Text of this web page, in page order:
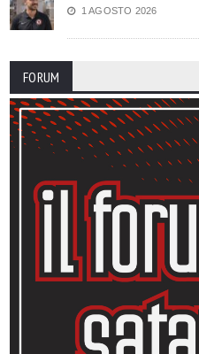
1 AGOSTO 2026
FORUM